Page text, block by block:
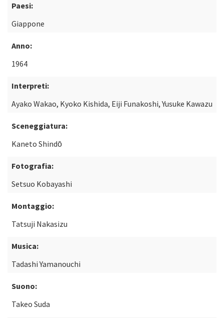
Paesi:
Giappone
Anno:
1964
Interpreti:
Ayako Wakao, Kyoko Kishida, Eiji Funakoshi, Yusuke Kawazu
Sceneggiatura:
Kaneto Shindō
Fotografia:
Setsuo Kobayashi
Montaggio:
Tatsuji Nakasizu
Musica:
Tadashi Yamanouchi
Suono:
Takeo Suda